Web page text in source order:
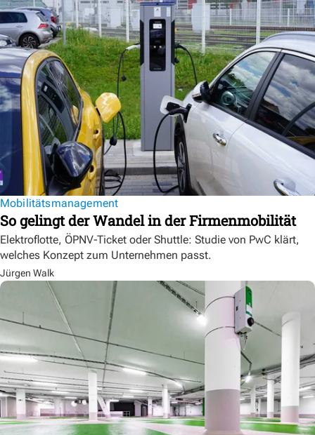
Mobilitätsmanagement
So gelingt der Wandel in der Firmenmobilität
Elektroflotte, ÖPNV-Ticket oder Shuttle: Studie von PwC klärt,
welches Konzept zum Unternehmen passt.
Jürgen Walk